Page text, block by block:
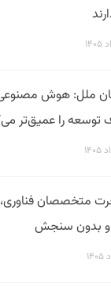
ملل: هوش
توسعه را عمیق‌تر
متخصصان
و بدون سنجش